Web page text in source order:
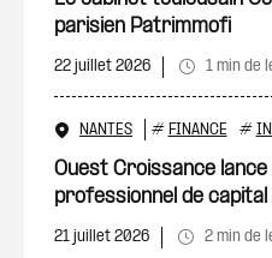
parisien Patrimmofi
22 juillet 2026 1 min de
NANTES # FINANCE #
Ouest Croissance
professionnel de
21 juillet 2026 2 min de